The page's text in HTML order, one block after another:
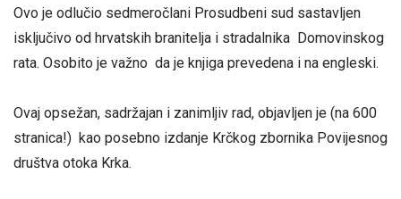
Ovo je odlučio sedmeročlani Prosudbeni sud sastavljen
isključivo od hrvatskih branitelja i stradalnika Domovinskog
rata. Osobito je važno da je knjiga prevedena i na engleski.
Ovaj opsežan, sadržajan i zanimljiv rad, objavljen je (na 600
stranica!) kao posebno izdanje Krčkog zbornika Povijesnog
društva otoka Krka.